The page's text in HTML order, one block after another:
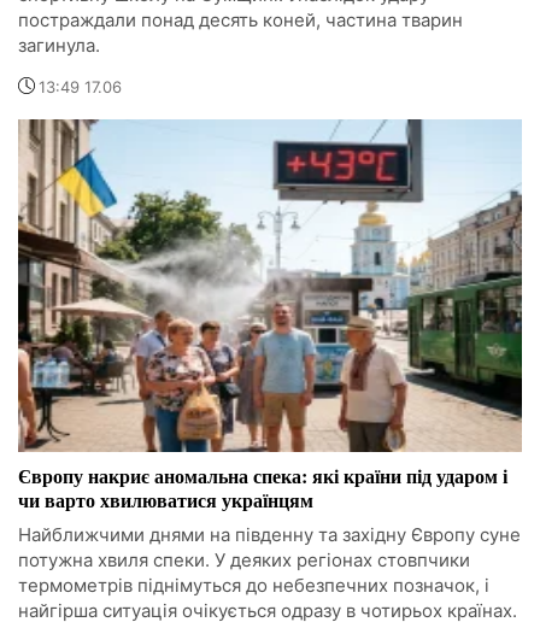
постраждали понад десять коней, частина тварин
загинула.
13:49 17.06
Європу накриє аномальна спека: які країни під ударом і
чи варто хвилюватися українцям
Найближчими днями на південну та західну Європу суне
потужна хвиля спеки. У деяких регіонах стовпчики
термометрів піднімуться до небезпечних позначок, і
найгірша ситуація очікується одразу в чотирьох країнах.